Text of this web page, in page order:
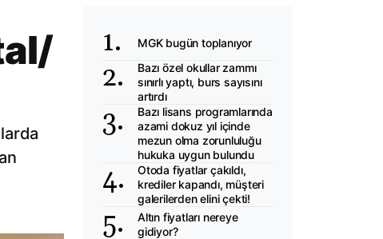
MGK bugün toplanıyor
Bazı özel okullar zammı
sınırlı yaptı, burs sayısını
artırdı
Bazı lisans programlarında
azami dokuz yıl içinde
mezun olma zorunluluğu
hukuka uygun bulundu
Otoda fiyatlar çakıldı,
krediler kapandı, müşteri
galerilerden elini çekti!
Altın fiyatları nereye
gidiyor?